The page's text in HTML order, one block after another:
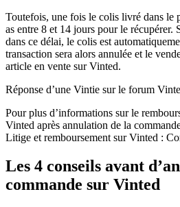
Toutefois, une fois le colis livré dans le
as entre 8 et 14 jours pour le récupérer.
dans ce délai, le colis est
transaction sera alors annulée et le
article en vente sur Vinted.
Réponse d’une Vintie sur le forum
Pour plus d’informations sur le
Vinted après annulation de la
Litige et remboursement sur Vinted :
Les 4 conseils avant
commande sur Vinted